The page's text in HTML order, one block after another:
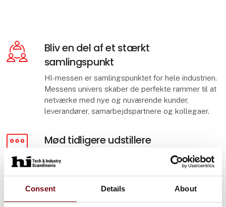
Consent Details About
Bliv en del af et stærkt
samlingspunkt
HI-messen er samlingspunktet for hele industrien.
Messens univers skaber de perfekte rammer til at
netværke med nye og nuværende kunder,
leverandører, samarbejdspartnere og kollegaer.
Mød tidligere udstillere
Hør hvorfor HI-messen er vigtigt for andre og få
inspiration til, hvordan du kan få samme udbytte.
Mød dem her